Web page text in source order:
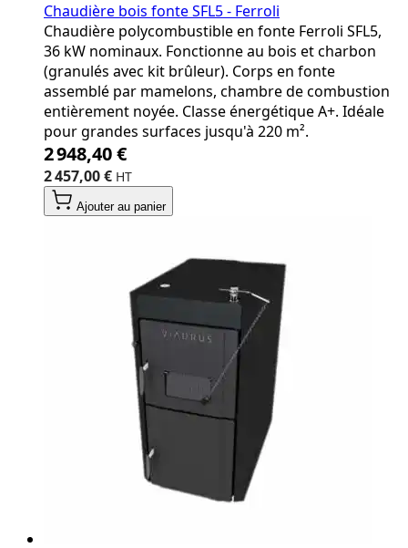
Chaudière bois fonte SFL5 - Ferroli
Chaudière polycombustible en fonte Ferroli SFL5,
36 kW nominaux. Fonctionne au bois et charbon
(granulés avec kit brûleur). Corps en fonte
assemblé par mamelons, chambre de combustion
entièrement noyée. Classe énergétique A+. Idéale
pour grandes surfaces jusqu'à 220 m².
2 948,40 €
2 457,00 €
Ajouter au panier